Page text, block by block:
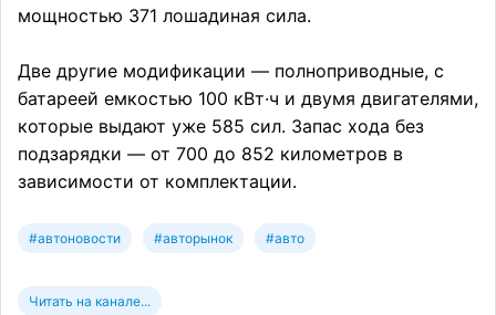
мощностью 371 лошадиная сила.
Две другие модификации — полноприводные, с
батареей емкостью 100 кВт·ч и двумя двигателями,
которые выдают уже 585 сил. Запас хода без
подзарядки — от 700 до 852 километров в
зависимости от комплектации.
#автоновости #авторынок #авто
Читать на канале...